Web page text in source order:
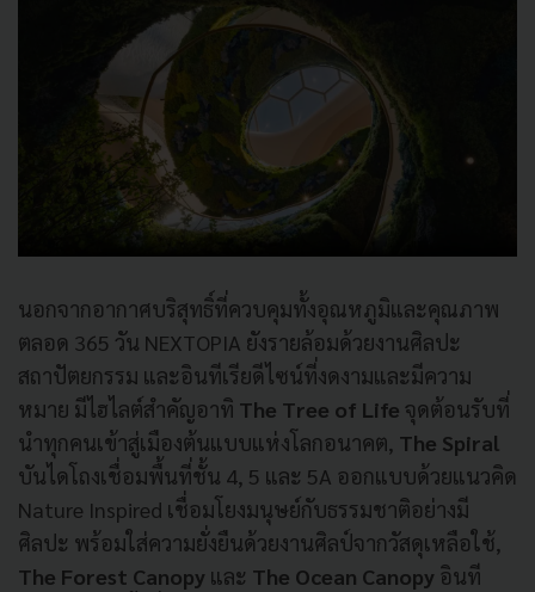
นอกจากอากาศบริสุทธิ์ที่ควบคุมทั้งอุณหภูมิและคุณภาพ
ตลอด 365 วัน NEXTOPIA ยังรายล้อมด้วยงานศิลปะ
สถาปัตยกรรม และอินทีเรียดีไซน์ที่งดงามและมีความ
หมาย มีไฮไลต์สำคัญอาทิ The Tree of Life จุดต้อนรับที่
นำทุกคนเข้าสู่เมืองต้นแบบแห่งโลกอนาคต, The Spiral
บันไดโถงเชื่อมพื้นที่ชั้น 4, 5 และ 5A ออกแบบด้วยแนวคิด
Nature Inspired เชื่อมโยงมนุษย์กับธรรมชาติอย่างมี
ศิลปะ พร้อมใส่ความยั่งยืนด้วยงานศิลป์จากวัสดุเหลือใช้,
The Forest Canopy และ The Ocean Canopy อินที